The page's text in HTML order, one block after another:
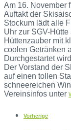
Am 16. November
Auftakt der
Stockum lädt alle
Uhr zur SGV-
Hüttenzauber mit
coolen Getränken
Durchgestartet
Der Vorstand der
auf einen tollen
schneereichen
Vereinsinfos unter
Vorherige